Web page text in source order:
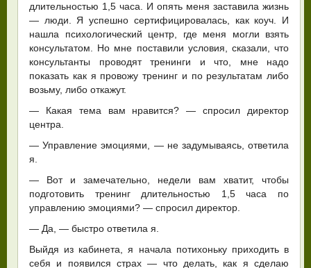
длительностью 1,5 часа. И опять меня заставила жизнь
— люди. Я успешно сертифицировалась, как коуч. И
нашла психологический центр, где меня могли взять
консультатом. Но мне поставили условия, сказали, что
консультанты проводят тренинги и что, мне надо
показать как я провожу тренинг и по результатам либо
возьму, либо откажут.
— Какая тема вам нравится? — спросил директор
центра.
— Управление эмоциями, — не задумываясь, ответила
я.
— Вот и замечательно, недели вам хватит, чтобы
подготовить тренинг длительностью 1,5 часа по
управлению эмоциями? — спросил директор.
— Да, — быстро ответила я.
Выйдя из кабинета, я начала потихоньку приходить в
себя и появился страх — что делать, как я сделаю